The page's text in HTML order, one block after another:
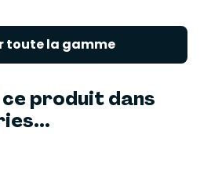
toute la gamme
produit dans